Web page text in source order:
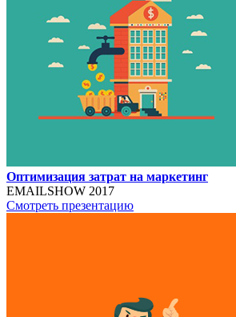
Оптимизация затрат на маркетинг
EMAILSHOW 2017
Смотреть презентацию